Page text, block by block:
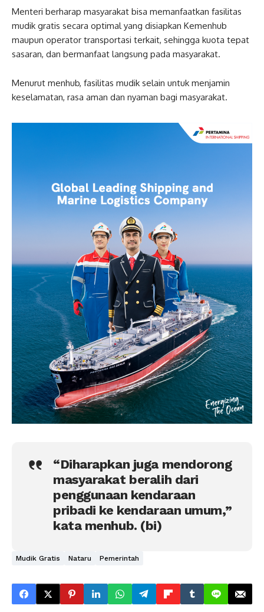
Menteri berharap masyarakat bisa memanfaatkan fasilitas
mudik gratis secara optimal yang disiapkan Kemenhub
maupun operator transportasi terkait, sehingga kuota tepat
sasaran, dan bermanfaat langsung pada masyarakat.
Menurut menhub, fasilitas mudik selain untuk menjamin
keselamatan, rasa aman dan nyaman bagi masyarakat.
“Diharapkan juga mendorong
masyarakat beralih dari
penggunaan kendaraan
pribadi ke kendaraan umum,”
kata menhub. (bi)
Mudik Gratis Nataru Pemerintah